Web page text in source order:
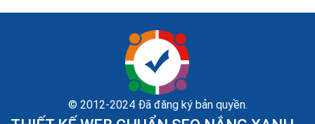
© 2012-2024 Đã đăng ký bản quyền.